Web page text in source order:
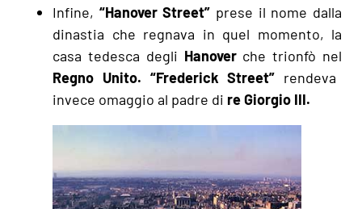
Infine, “Hanover Street” prese il nome dalla
dinastia che regnava in quel momento, la
casa tedesca degli Hanoverche trionfò nel
Regno Unito. “Frederick Street” rendeva
invece omaggio al padre di re Giorgio III.